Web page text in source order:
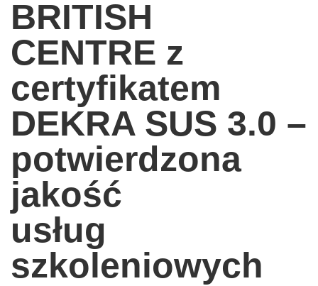
BRITISH
CENTRE z
certyfikatem
DEKRA SUS 3.0 –
potwierdzona
jakość
usług
szkoleniowych